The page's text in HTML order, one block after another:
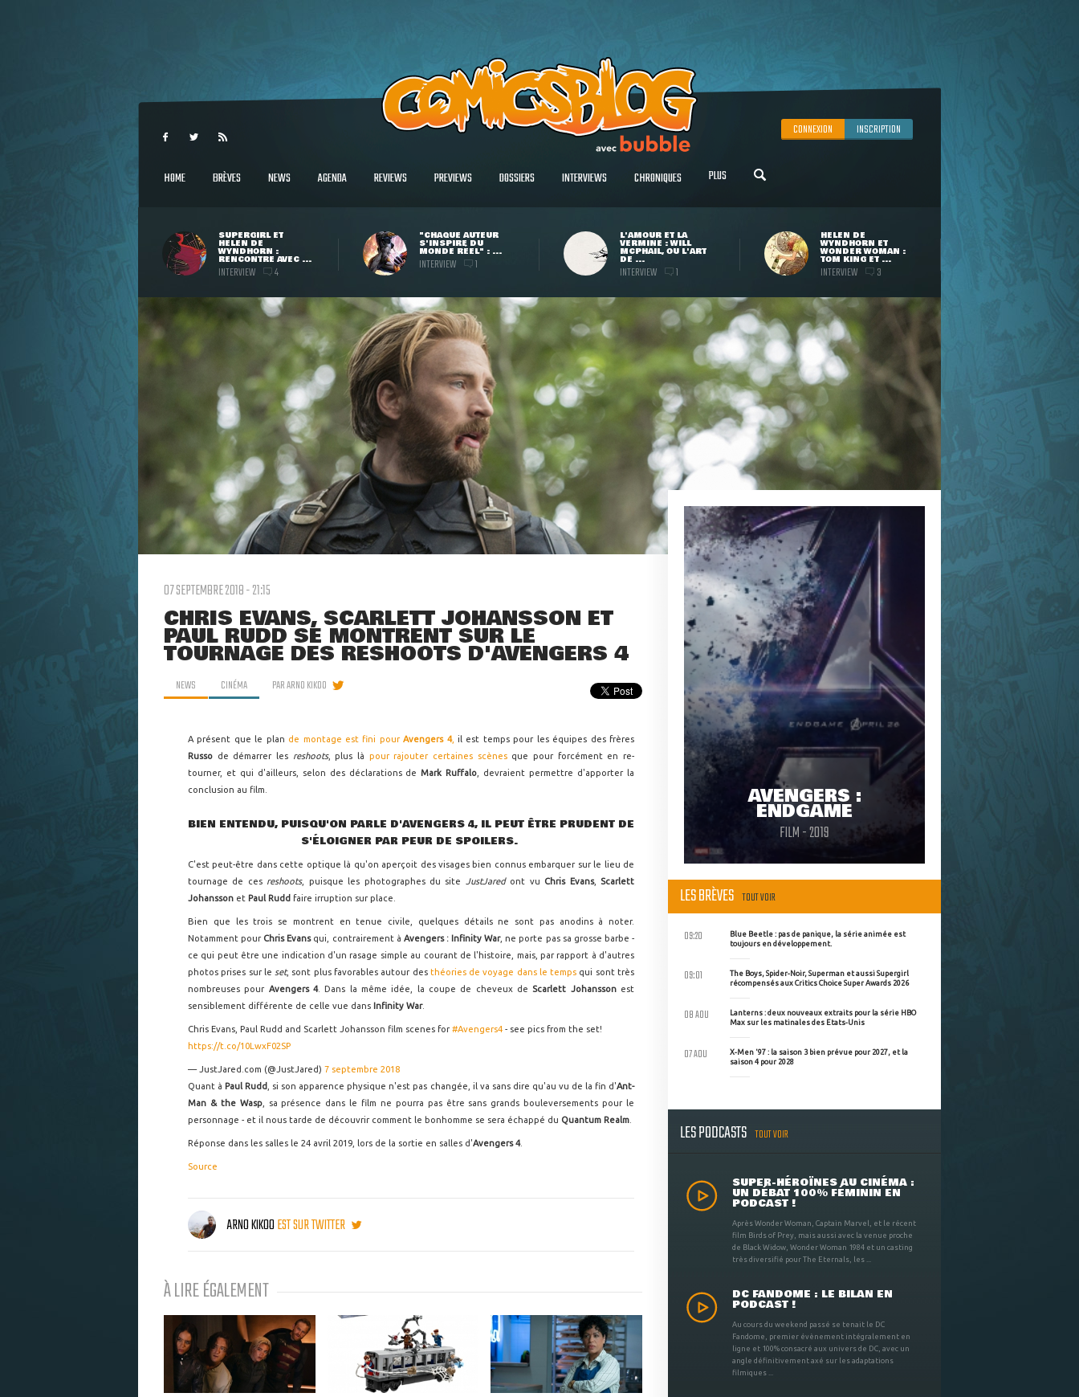
CONNEXION INSCRIPTION
HOME BRÈVES NEWS AGENDA REVIEWS PREVIEWS DOSSIERS INTERVIEWS CHRONIQUES PLUS
SUPERGIRL ET
HELEN DE
WYNDHORN :
RENCONTRE AVEC ...
INTERVIEW 4
"CHAQUE AUTEUR
S'INSPIRE DU
MONDE RÉEL" : ...
INTERVIEW 1
L'AMOUR ET LA
VERMINE : WILL
MCPHAIL, OU L'ART
DE ...
INTERVIEW 1
HELEN DE
WYNDHORN ET
WONDER WOMAN :
TOM KING ET ...
INTERVIEW 3
07 SEPTEMBRE 2018 - 21:15
CHRIS EVANS, SCARLETT JOHANSSON ET
PAUL RUDD SE MONTRENT SUR LE
TOURNAGE DES RESHOOTS D'AVENGERS 4
NEWS CINÉMA PARARNO KIKOO
A présent que le plan de montage est fini pourAvengers 4, il est temps pour les équipes des frères
Russo de démarrer les reshoots, plus là pour rajouter certaines scènesque pour forcément en re-
tourner, et qui d'ailleurs, selon des déclarations deMark Ruffalo , devraient permettre d'apporter la
conclusion au film.
BIEN ENTENDU, PUISQU'ON PARLE D'AVENGERS 4, IL PEUT ÊTRE PRUDENT DE
S'ÉLOIGNER PAR PEUR DE SPOILERS.
C'est peut-être dans cette optique là qu'on aperçoit des visages bien connus embarquer sur le lieu de
tournage de ces reshoots, puisque les photographes du site JustJared ont vu Chris Evans, Scarlett
Johansson et Paul Rudd faire irruption sur place.
Bien que les trois se montrent en tenue civile, quelques détails ne sont pas anodins à noter.
Notamment pour Chris Evansqui, contrairement à Avengers : Infinity War, ne porte pas sa grosse barbe -
ce qui peut être une indication d'un rasage simple au courant de l'histoire, mais, par rapport à d'autres
photos prises sur le set, sont plus favorables autour des théories de voyage dans le temps qui sont très
nombreuses pour Avengers 4. Dans la même idée, la coupe de cheveux de Scarlett Johansson est
sensiblement différente de celle vue dans Infinity War.
Chris Evans, Paul Rudd and Scarlett Johansson film scenes for#Avengers4 - see pics from the set!
https://t.co/10LwxF02SP
— JustJared.com (@JustJared) 7 septembre 2018
Quant à Paul Rudd , si son apparence physique n'est pas changée, il va sans dire qu'au vu de la fin d'Ant-
Man & the Wasp, sa présence dans le film ne pourra pas être sans grands bouleversements pour le
personnage - et il nous tarde de découvrir comment le bonhomme se sera échappé du Quantum Realm
Réponse dans les salles le 24 avril 2019, lors de la sortie en salles d'Avengers 4.
Source
ARNO KIKOOEST SUR TWITTER
À LIRE ÉGALEMENT
AVENGERS :
ENDGAME
FILM - 2019
LES BRÈVES TOUT VOIR
Blue Beetle : pas de panique, la série animée est
toujours en développement.
09:20
The Boys, Spider-Noir, Superman et aussi Supergirl
récompensés aux Critics Choice Super Awards 2026
09:01
Lanterns : deux nouveaux extraits pour la série HBO
Max sur les matinales des Etats-Unis
08 AOU
X-Men '97 : la saison 3 bien prévue pour 2027, et la
saison 4 pour 2028
07 AOU
LES PODCASTS TOUT VOIR
SUPER-HÉROÏNES AU CINÉMA :
UN DÉBAT 100% FÉMININ EN
PODCAST !
Après Wonder Woman, Captain Marvel, et le récent
film Birds of Prey, mais aussi avec la venue proche
de Black Widow, Wonder Woman 1984 et un casting
très diversifié pour The Eternals, les ...
DC FANDOME : LE BILAN EN
PODCAST !
Au cours du weekend passé se tenait le DC
Fandome, premier évènement intégralement en
ligne et 100% consacré aux univers de DC, avec un
angle définitivement axé sur les adaptations
filmiques ...